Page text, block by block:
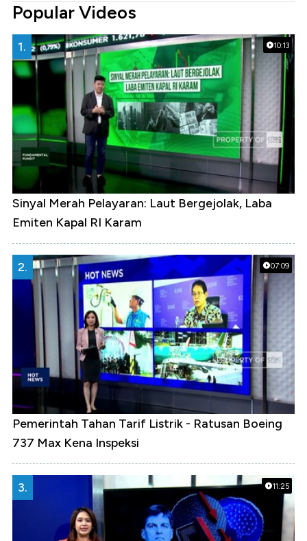
Popular Videos
10:13
1.
Sinyal Merah Pelayaran: Laut Bergejolak, Laba
Emiten Kapal RI Karam
07:09
2.
Pemerintah Tahan Tarif Listrik - Ratusan Boeing
737 Max Kena Inspeksi
11:25
3.